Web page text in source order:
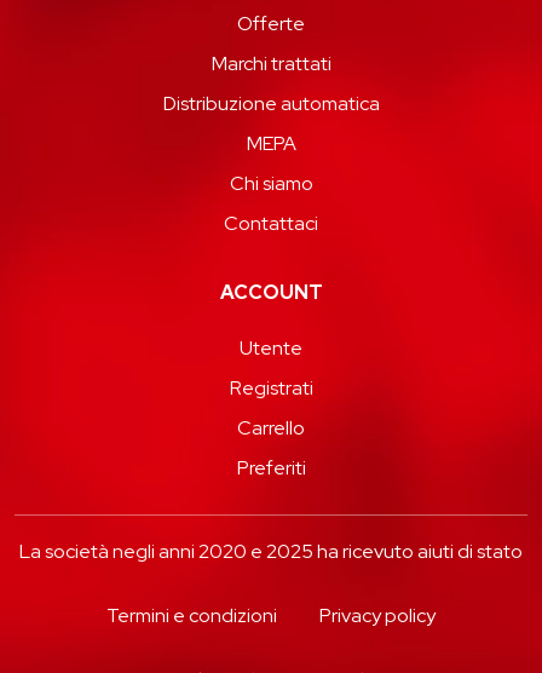
Offerte
Marchi trattati
Distribuzione automatica
MEPA
Chi siamo
Contattaci
ACCOUNT
Utente
Registrati
Carrello
Preferiti
La società negli anni 2020 e 2025 ha ricevuto aiuti di stato
Termini e condizioni Privacy policy